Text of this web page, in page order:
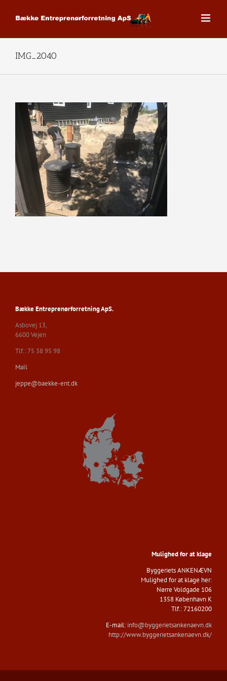
IMG_2040
Bække Entreprenørforretning ApS.
Asbovej 13,
6600 Vejen
Tlf.: 75 38 95 98
Mail
jeppe@baekke-ent.dk
Mulighed for at klage
Byggeriets ANKENÆVN​
Mulighed for at klage her:
Nørre Voldgade 106
1358 København K
​Tlf.: 72160200
E-mail: info@byggerietsankenaevn.dk
http://www.byggerietsankenaevn.dk/